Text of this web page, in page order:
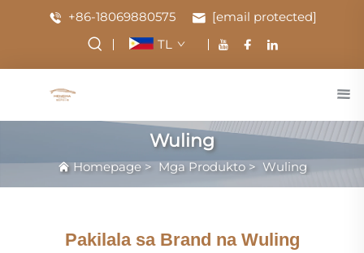
+86-18069880575
[email protected]
TL
Wuling
Homepage> Mga Produkto> Wuling
Pakilala sa Brand na Wuling